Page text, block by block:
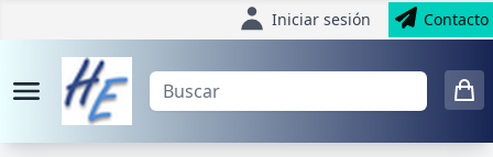
Iniciar sesión Contacto